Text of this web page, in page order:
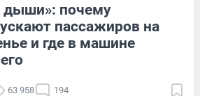
дыши»: почему
пассажиров на
и где в машине
63 958 194